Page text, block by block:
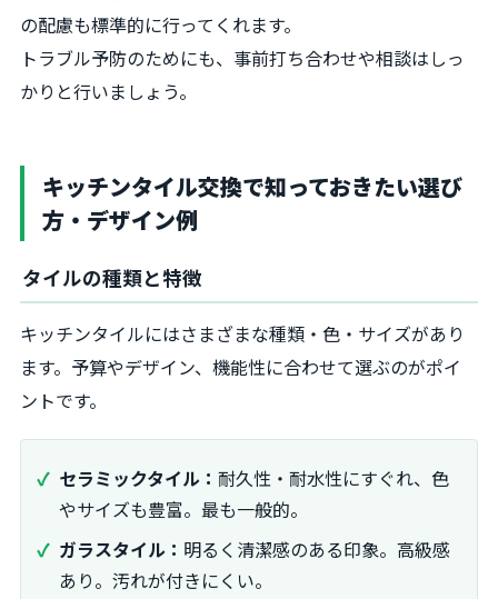
の配慮も標準的に行ってくれます。
トラブル予防のためにも、事前打ち合わせや相談はしっ
かりと行いましょう。
キッチンタイル交換で知っておきたい選び
方・デザイン例
タイルの種類と特徴
キッチンタイルにはさまざまな種類・色・サイズがあり
ます。予算やデザイン、機能性に合わせて選ぶのがポイ
ントです。
セラミックタイル： 耐久性・耐水性にすぐれ、色
やサイズも豊富。最も一般的。
ガラスタイル： 明るく清潔感のある印象。高級感
あり。汚れが付きにくい。